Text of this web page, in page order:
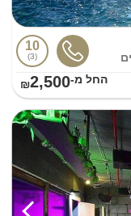
10
3
החל מ-₪2,500